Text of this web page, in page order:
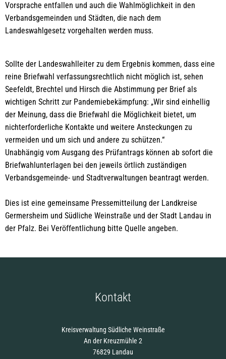
Vorsprache entfallen und auch die Wahlmöglichkeit in den
Verbandsgemeinden und Städten, die nach dem
Landeswahlgesetz vorgehalten werden muss.
Sollte der Landeswahlleiter zu dem Ergebnis kommen, dass eine
reine Briefwahl verfassungsrechtlich nicht möglich ist, sehen
Seefeldt, Brechtel und Hirsch die Abstimmung per Brief als
wichtigen Schritt zur Pandemiebekämpfung: „Wir sind einhellig
der Meinung, dass die Briefwahl die Möglichkeit bietet, um
nichterforderliche Kontakte und weitere Ansteckungen zu
vermeiden und um sich und andere zu schützen.“
Unabhängig vom Ausgang des Prüfantrags können ab sofort die
Briefwahlunterlagen bei den jeweils örtlich zuständigen
Verbandsgemeinde- und Stadtverwaltungen beantragt werden.
Dies ist eine gemeinsame Pressemitteilung der Landkreise
Germersheim und Südliche Weinstraße und der Stadt Landau in
der Pfalz. Bei Veröffentlichung bitte Quelle angeben.
Kontakt
Kreisverwaltung Südliche Weinstraße
An der Kreuzmühle 2
76829 Landau